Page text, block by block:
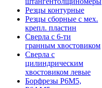
Резцы контурные
Резцы сборные с мех.
крепл. пластин
Сверла с 6-ти
гранным хвостовиком
Сверла с
цилиндрическим
хвостовиком левые
Борфрезы Р6М5,